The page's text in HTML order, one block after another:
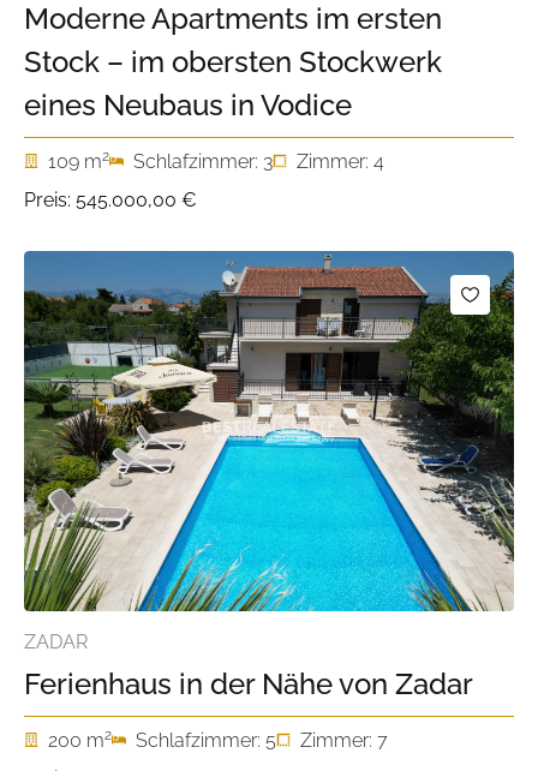
Moderne Apartments im ersten
Stock – im obersten Stockwerk
eines Neubaus in Vodice
109 m2 Schlafzimmer: 3
Zimmer: 4
Preis: 545.000,00 €
ZADAR
Ferienhaus in der Nähe von Zadar
200 m2 Schlafzimmer: 5
Zimmer: 7